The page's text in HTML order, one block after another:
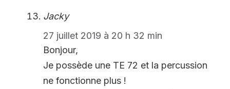
Jacky
27 juillet 2019 à 20 h 32 min
Bonjour,
Je possède une TE 72 et la percussion
ne fonctionne plus !